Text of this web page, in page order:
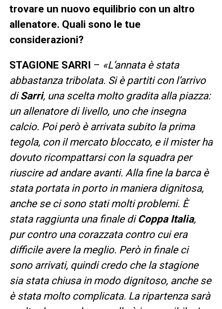
trovare un nuovo equilibrio con un altro
allenatore. Quali sono le tue
considerazioni?
STAGIONE SARRI – «L’annata è stata
abbastanza tribolata. Si è partiti con l’arrivo
diSarri, una scelta molto gradita alla piazza:
un allenatore di livello, uno che insegna
calcio. Poi però è arrivata subito la prima
tegola, con il mercato bloccato, e il mister ha
dovuto ricompattarsi con la squadra per
riuscire ad andare avanti. Alla fine la barca è
stata portata in porto in maniera dignitosa,
anche se ci sono stati molti problemi. È
stata raggiunta una finale diCoppa Italia,
pur contro una corazzata contro cui era
difficile avere la meglio. Però in finale ci
sono arrivati, quindi credo che la stagione
sia stata chiusa in modo dignitoso, anche se
è stata molto complicata. La ripartenza sarà